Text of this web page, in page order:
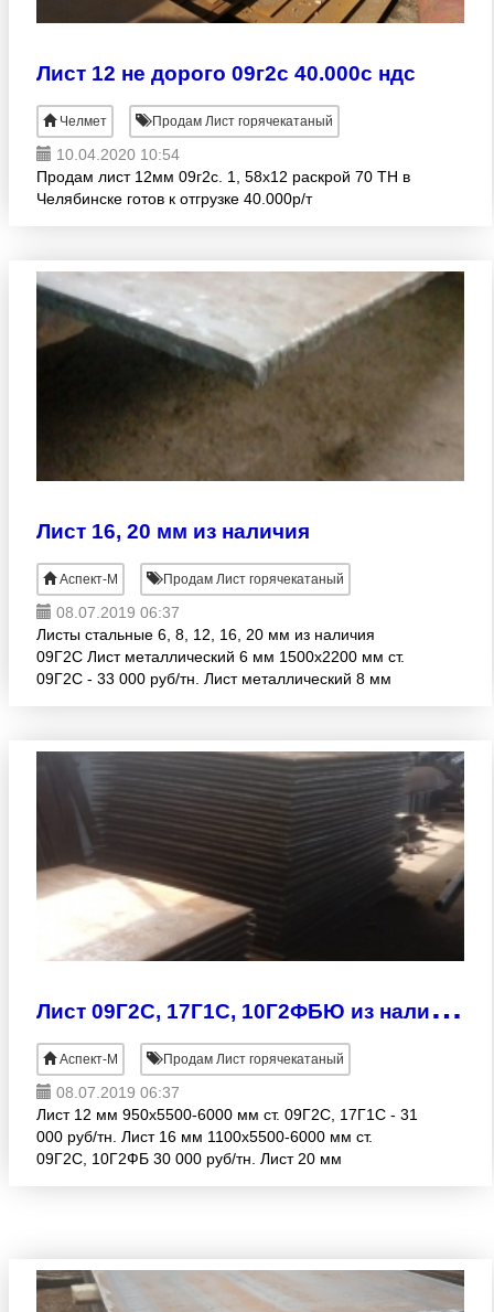
Лист 12 не дорого 09г2с 40.000с ндс
Челмет Продам Лист горячекатаный
10.04.2020 10:54
Продам лист 12мм 09г2с. 1, 58х12 раскрой 70 ТН в
Челябинске готов к отгрузке 40.000р/т
Лист 16, 20 мм из наличия
Аспект-М Продам Лист горячекатаный
08.07.2019 06:37
Листы стальные 6, 8, 12, 16, 20 мм из наличия
09Г2С Лист металлический 6 мм 1500х2200 мм ст.
09Г2С - 33 000 руб/тн. Лист металлический 8 мм
Л
ист 09Г2С, 17Г1С, 10Г2ФБЮ из наличия
Аспект-М Продам Лист горячекатаный
08.07.2019 06:37
Лист 12 мм 950х5500-6000 мм ст. 09Г2С, 17Г1С - 31
000 руб/тн. Лист 16 мм 1100х5500-6000 мм ст.
09Г2С, 10Г2ФБ 30 000 руб/тн. Лист 20 мм